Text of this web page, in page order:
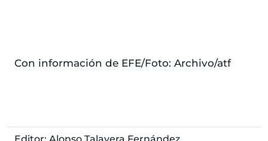
Con información de EFE/Foto: Archivo/atf